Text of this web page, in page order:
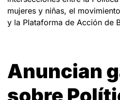
mujeres y niñas, el
y la Plataforma de Acción de
Anuncian